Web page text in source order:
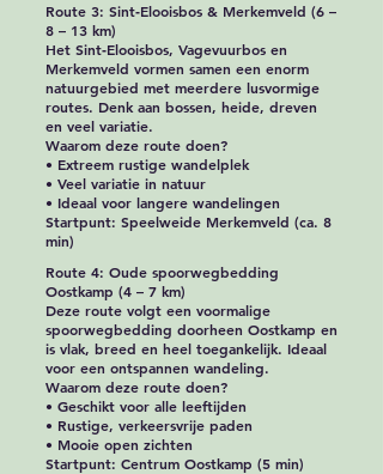
Route 3: Sint‑Elooisbos & Merkemveld (6 –
8 – 13 km)
Het Sint‑Elooisbos, Vagevuurbos en
Merkemveld vormen samen een enorm
natuurgebied met meerdere lusvormige
routes. Denk aan bossen, heide, dreven
en veel variatie.
Waarom deze route doen?
• Extreem rustige wandelplek
• Veel variatie in natuur
• Ideaal voor langere wandelingen
Startpunt: Speelweide Merkemveld (ca. 8
min)
Route 4: Oude spoorwegbedding
Oostkamp (4 – 7 km)
Deze route volgt een voormalige
spoorwegbedding doorheen Oostkamp en
is vlak, breed en heel toegankelijk. Ideaal
voor een ontspannen wandeling.
Waarom deze route doen?
• Geschikt voor alle leeftijden
• Rustige, verkeersvrije paden
• Mooie open zichten
Startpunt: Centrum Oostkamp (5 min)